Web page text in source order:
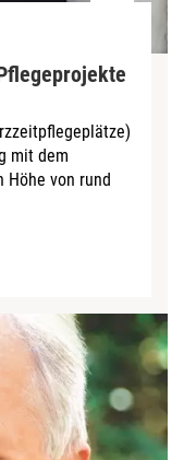
mit dem
Höhe von rund